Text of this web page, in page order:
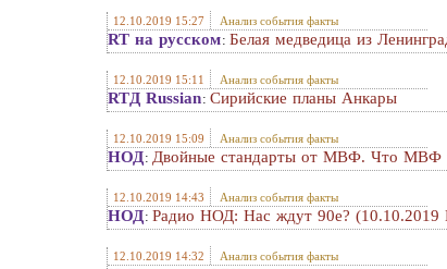
12.10.2019 15:27 Анализ события факты
RT на русском: Белая медведица из
12.10.2019 15:11 Анализ события факты
RTД Russian: Сирийские планы Анкары
12.10.2019 15:09 Анализ события факты
НОД: Двойные стандарты от МВФ. Что МВФ
12.10.2019 14:43 Анализ события факты
НОД: Радио НОД: Нас ждут 90е? (10.10.2019
12.10.2019 14:32 Анализ события факты